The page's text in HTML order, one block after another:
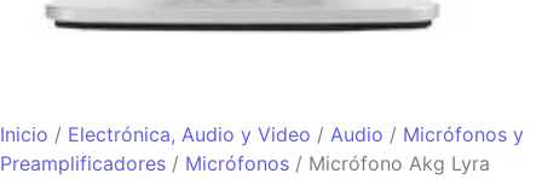
Inicio / Electrónica, Audio y Video / Audio / Micrófonos y
Preamplificadores / Micrófonos / Micrófono Akg Lyra